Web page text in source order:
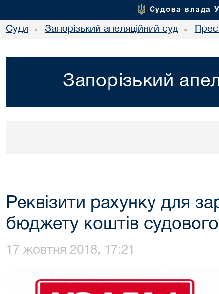
Судова влада
Суди • Запорізький апеляційний суд •
Запорізький
Реквізити рахунку для
бюджету коштів
17 жовтня 2018, 17:21